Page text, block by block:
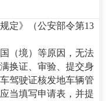
定》（公安部令第13
（境）等原因，无法
换证、审验、提交身
驾驶证核发地车辆管
当填写申请表，并提